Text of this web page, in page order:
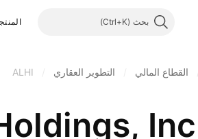
بحث
القطاع المالي التطوير العقاري ALHI
Inc.